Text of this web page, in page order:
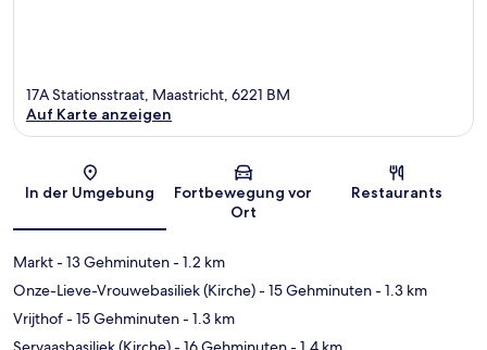
Karte
17A Stationsstraat, Maastricht, 6221 BM
Auf Karte anzeigen
In der Umgebung
Fortbewegung vor
Ort
Restaurants
Markt- 13 Gehminuten- 1.2 km
Onze-Lieve-Vrouwebasiliek (Kirche)- 15 Gehminuten- 1.3 km
Vrijthof- 15 Gehminuten- 1.3 km